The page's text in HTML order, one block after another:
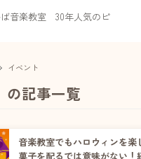
音楽教室 30年人気のピ
イベント
の記事一覧
音楽教室でもハロウィンを楽
菓子を配るでは意味がない！